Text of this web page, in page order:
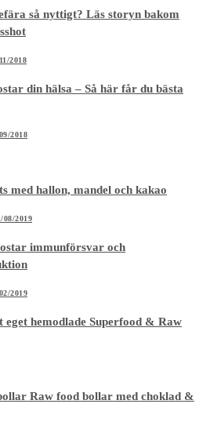
så nyttigt? Läs storyn bakom
2018
din hälsa – Så här får du bästa
2018
med hallon, mandel och kakao
08/2019
immunförsvar och
2019
hemodlade Superfood & Raw
Raw food bollar med choklad &